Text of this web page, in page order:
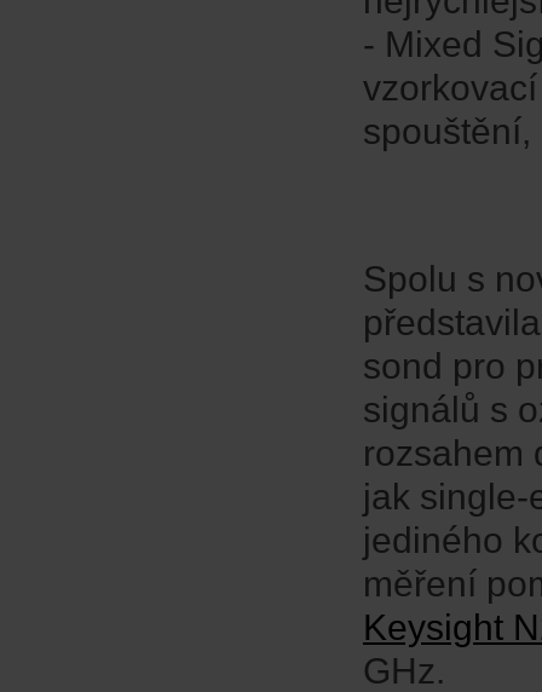
- Mixed
Spolu s
sond pro
signálů s
rozsahem
jak single-
jediného
měření
Keysight
GHz.